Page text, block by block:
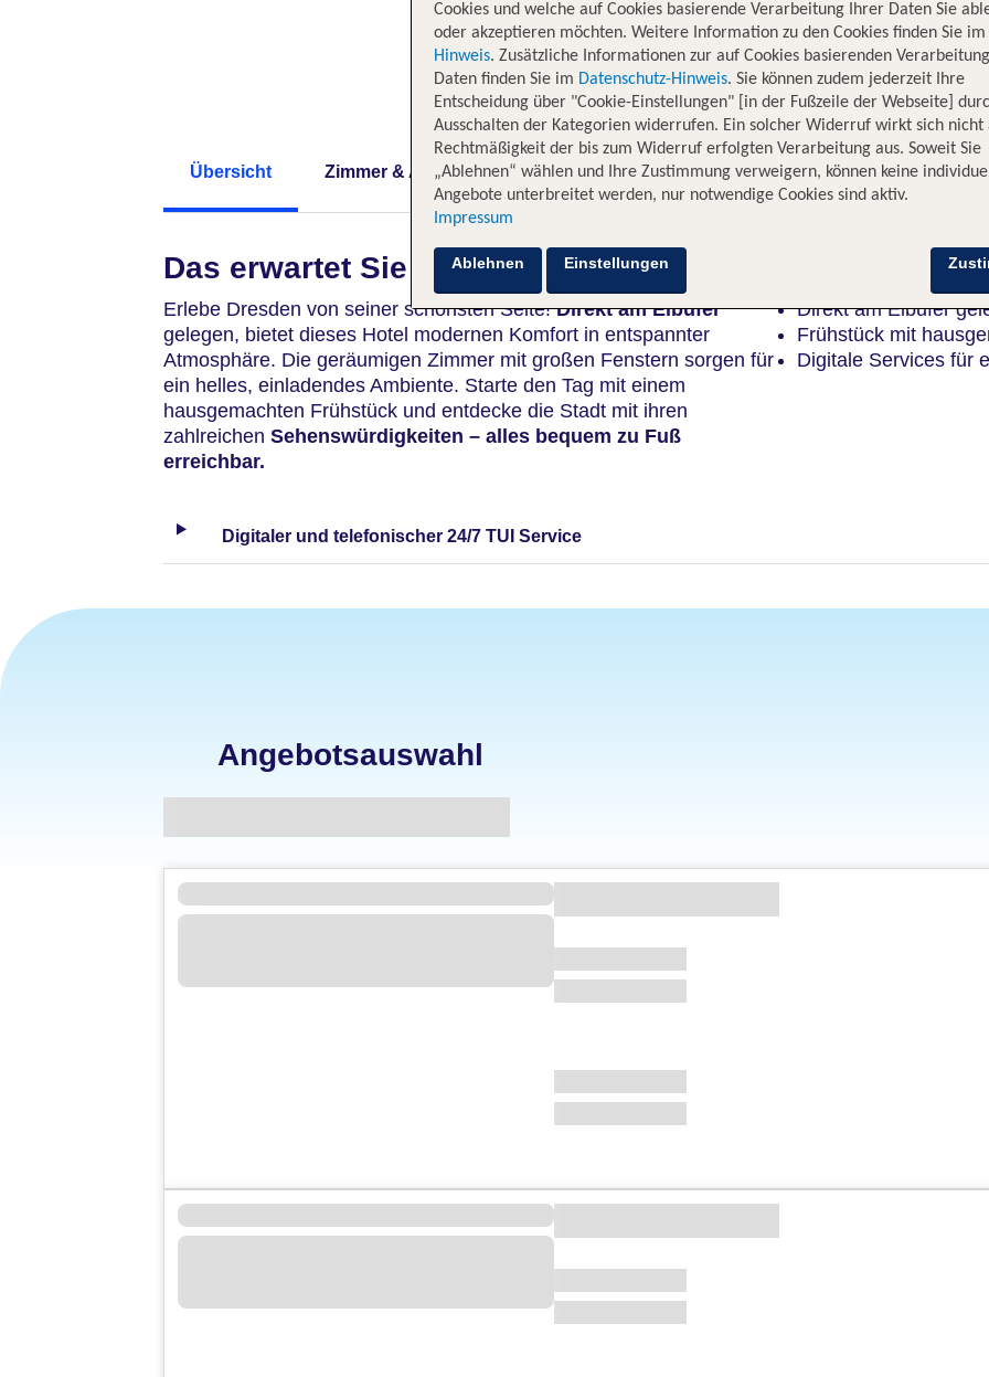
Übersicht Zimmer & Angebote Hotelinformationen Nachhaltigkeit Lage
Das erwartet Sie
Erlebe Dresden von seiner schönsten Seite!Direkt am Elbufer
gelegen, bietet dieses Hotel modernen Komfort in entspannter
Atmosphäre. Die geräumigen Zimmer mit großen Fenstern sorgen für
ein helles, einladendes Ambiente. Starte den Tag mit einem
hausgemachten Frühstück und entdecke die Stadt mit ihren
zahlreichen Sehenswürdigkeiten – alles bequem zu Fuß
erreichbar.
Direkt am Elbufer
Frühstück mit
Digitale Services für
Digitaler und telefonischer 24/7 TUI Service
Angebotsauswahl
Cookies und welche auf Cookies basierende Verarbeitung Ihrer Daten Sie
oder akzeptieren möchten. Weitere Information zu den Cookies finden Sie im
Hinweis. Zusätzliche Informationen zur auf Cookies basierenden
Daten finden Sie im Datenschutz-Hinweis. Sie können zudem jederzeit Ihre
Entscheidung über "Cookie-Einstellungen" [in der Fußzeile der Webseite]
Ausschalten der Kategorien widerrufen. Ein solcher Widerruf wirkt sich nicht
Rechtmäßigkeit der bis zum Widerruf erfolgten Verarbeitung aus. Soweit Sie
„Ablehnen“ wählen und Ihre Zustimmung verweigern, können keine
Angebote unterbreitet werden, nur notwendige Cookies sind aktiv.
Impressum
Ablehnen Einstellungen